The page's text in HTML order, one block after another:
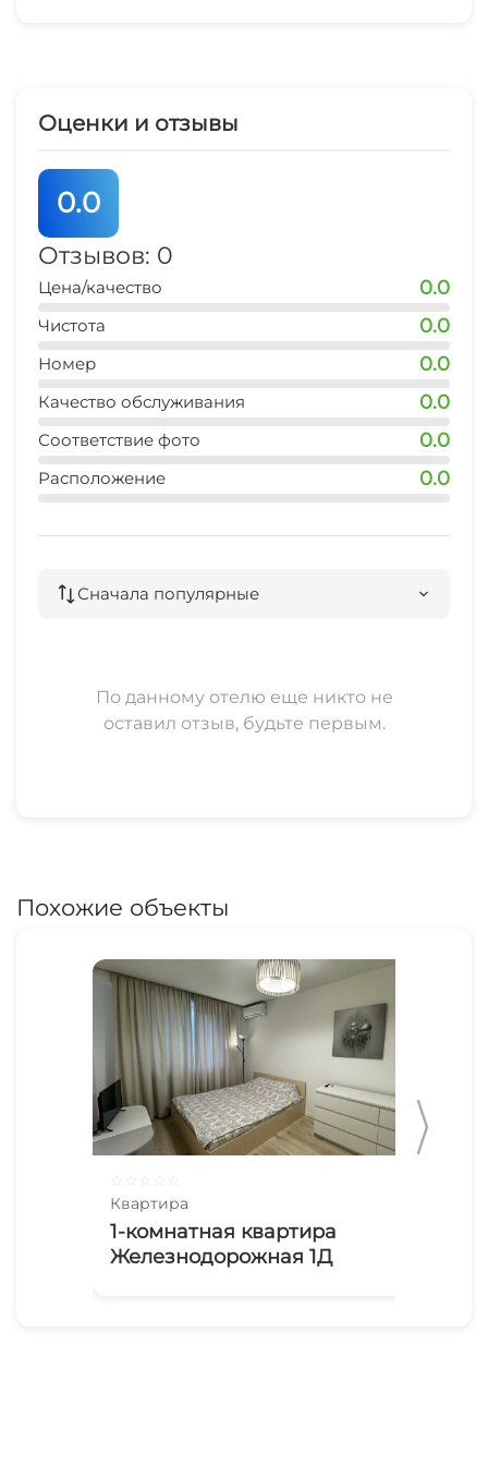
Ранний или поздний заезд обговаривается
Сдаю гостям только с 20 лет!
Запрещено:
Вечеринки .
- Курение ( есть общий балкон на площадке) .
- Шуметь после 22.00.
В доме продуктовый магазин, женский
тренажёрный зал, медицинский центр.
Валберис , озон, кофейня. Еда Вода.
животными согласовывается индивидуально.
Оценки и отзывы
0.0
Отзывов: 0
Цена/качество 0.0
Чистота 0.0
Номер 0.0
Качество обслуживания 0.0
Соответствие фото 0.0
Расположение 0.0
Сначала популярные
По данному отелю еще никто не
оставил отзыв, будьте первым.
Похожие объекты
Квартира
1-комнатная квартира
Железнодорожная 1Д